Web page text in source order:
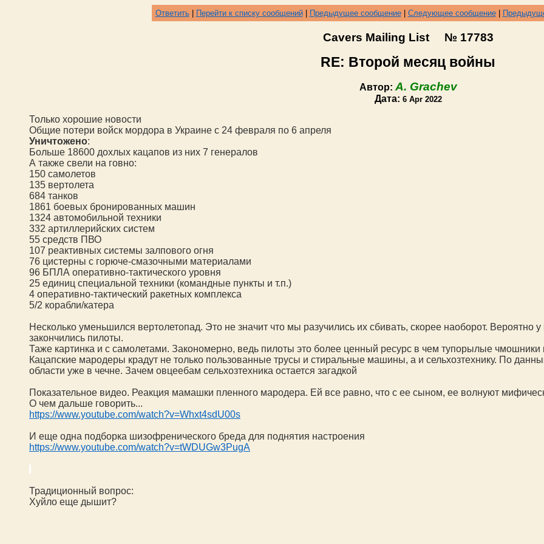
Ответить| Перейти к списку сообщений| Предыдущее сообщение| Следующее сообщение|
Cavers Mailing List № 17783
RE: Второй месяц войны
Автор: A. Grachev
Дата: 6 Apr 2022
Только хорошие новости
Общие потери войск мордора в Украине с 24 февраля по 6 апреля
Уничтожено:
Больше 18600 дохлых кацапов из них 7 генералов
А также свели на говно:
150 самолетов
135 вертолета
684 танков
1861 боевых бронированных машин
1324 автомобильной техники
332 артиллерийских систем
55 средств ПВО
107 реактивных системы залпового огня
76 цистерны с горюче-смазочными материалами
96 БПЛА оперативно-тактического уровня
25 единиц специальной техники (командные пункты и т.п.)
4 оперативно-тактический ракетных комплекса
5/2 корабли/катера
Несколько уменьшился вертолетопад. Это не значит что мы разучились их сбивать, скорее наоборот. Вероятно
закончились пилоты.
Таже картинка и с самолетами. Закономерно, ведь пилоты это более ценный ресурс в чем тупорылые
Кацапские мародеры крадут не только пользованные трусы и стиральные машины, а и сельхозтехнику. По
области уже в чечне. Зачем овцеебам сельхозтехника остается загадкой
Показательное видео. Реакция мамашки пленного мародера. Ей все равно, что с ее сыном, ее волнуют
О чем дальше говорить...
https://www.youtube.com/watch?v=Whxt4sdU00s
И еще одна подборка шизофренического бреда для поднятия настроения
https://www.youtube.com/watch?v=tWDUGw3PugA
Традиционный вопрос:
Хуйло еще дышит?